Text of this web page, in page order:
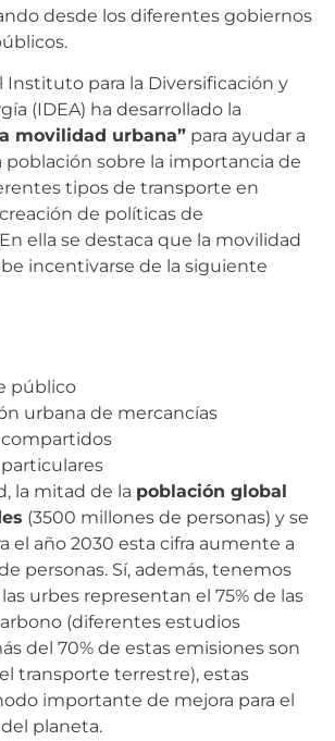
desde los diferentes gobiernos
Instituto para la Diversificación y
(IDEA) ha desarrollado la
movilidad urbana” para ayudar a
población sobre la importancia de
tipos de transporte en
de políticas de
ella se destaca que la movilidad
incentivarse de la siguiente
público
urbana de mercancías
la mitad de la población global
(3500 millones de personas) y se
el año 2030 esta cifra aumente a
personas. Sí, además, tenemos
urbes representan el 75% de las
(diferentes estudios
del 70% de estas emisiones son
transporte terrestre), estas
importante de mejora para el
planeta.